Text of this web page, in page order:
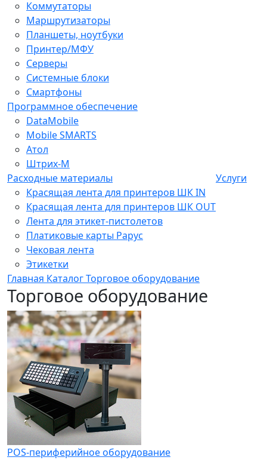
Коммутаторы
Маршрутизаторы
Планшеты, ноутбуки
Принтер/МФУ
Серверы
Системные блоки
Смартфоны
Программное обеспечение
DataMobile
Mobile SMARTS
Атол
Штрих-М
Расходные материалы
Красящая лента для принтеров ШК IN
Красящая лента для принтеров ШК OUT
Лента для этикет-пистолетов
Платиковые карты Рарус
Чековая лента
Этикетки
Услуги
Главная КаталогТорговое оборудование
Торговое оборудование
POS-периферийное оборудование